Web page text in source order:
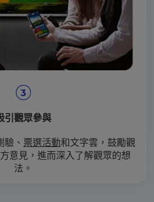
引觀眾參與
、 票選活動和文字雲，鼓勵觀
意見，進而深入了解觀眾的想
法。